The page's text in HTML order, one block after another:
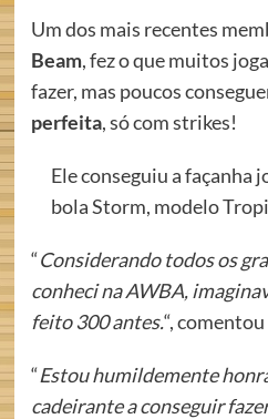
Um dos mais recentes
Beam, fez o que muitos
fazer, mas poucos
perfeita, só com strikes!
Ele conseguiu a façanha
bola Storm, modelo
“Considerando todos os
conheci na AWBA,
feito 300 antes.“,
“Estou humildemente
cadeirante a conseguir